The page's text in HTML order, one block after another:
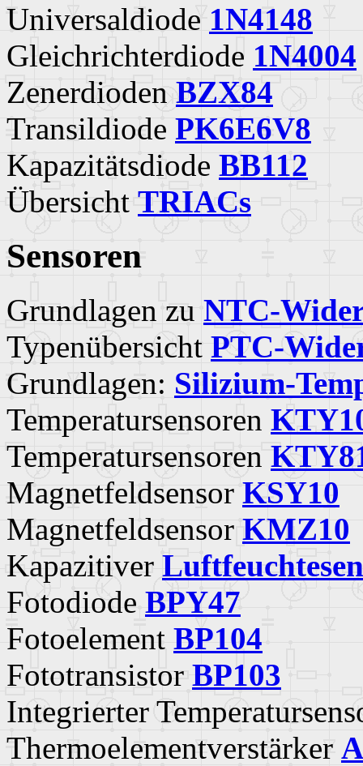
Universaldiode 1N4148
Gleichrichterdiode 1N4004
Zenerdioden BZX84
Transildiode PK6E6V8
Kapazitätsdiode BB112
Übersicht TRIACs
Sensoren
Grundlagen zu NTC-
Typenübersicht PTC-
Grundlagen: Silizium-
Temperatursensoren
Temperatursensoren
Magnetfeldsensor KSY10
Magnetfeldsensor KMZ10
Kapazitiver
Fotodiode BPY47
Fotoelement BP104
Fototransistor BP103
Integrierter
Thermoelementverstärker